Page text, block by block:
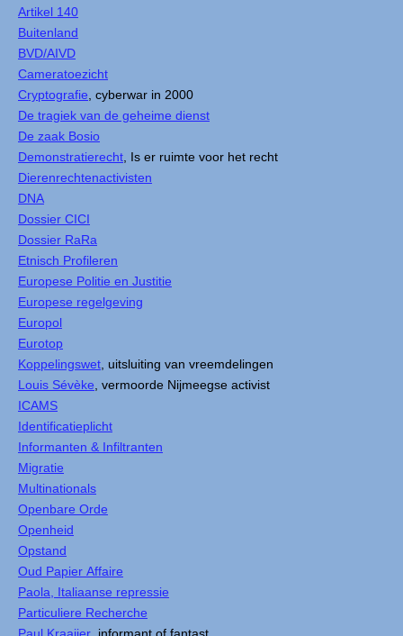
Artikel 140
Buitenland
BVD/AIVD
Cameratoezicht
Cryptografie , cyberwar in 2000
De tragiek van de geheime dienst
De zaak Bosio
Demonstratierecht , Is er ruimte voor het recht
Dierenrechtenactivisten
DNA
Dossier CICI
Dossier RaRa
Etnisch Profileren
Europese Politie en Justitie
Europese regelgeving
Europol
Eurotop
Koppelingswet , uitsluiting van vreemdelingen
Louis Sévèke , vermoorde Nijmeegse activist
ICAMS
Identificatieplicht
Informanten & Infiltranten
Migratie
Multinationals
Openbare Orde
Openheid
Opstand
Oud Papier Affaire
Paola, Italiaanse repressie
Particuliere Recherche